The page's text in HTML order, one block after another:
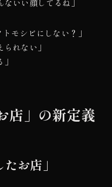
いい顔してるね」
モシビにしない？」
れない」
店」の新定義
お店」